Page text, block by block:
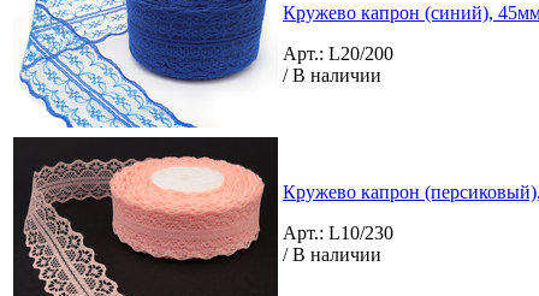
Кружево капрон (синий),
Арт.: L20/200
/ В наличии
Кружево капрон
Арт.: L10/230
/ В наличии